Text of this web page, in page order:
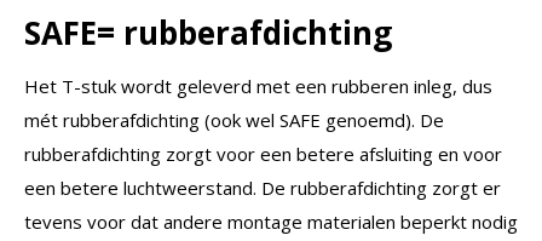
SAFE= rubberafdichting
Het T-stuk wordt geleverd met een rubberen inleg, dus
mét rubberafdichting (ook wel SAFE genoemd). De
rubberafdichting zorgt voor een betere afsluiting en voor
een betere luchtweerstand. De rubberafdichting zorgt er
tevens voor dat andere montage materialen beperkt nodig